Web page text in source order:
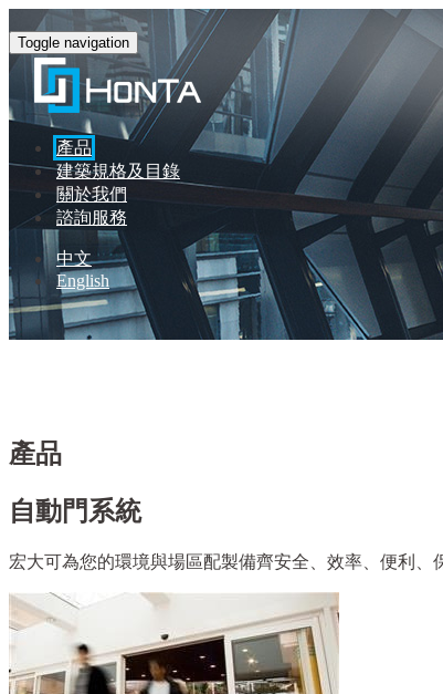
Toggle navigation
產品
建築規格及目錄
關於我們
諮詢服務
中文
English
產品
自動門系統
宏大可為您的環境與場區配製備齊安全、效率、便利